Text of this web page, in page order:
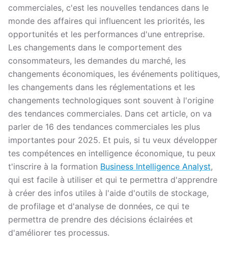
commerciales, c'est les nouvelles tendances dans le
monde des affaires qui influencent les priorités, les
opportunités et les performances d'une entreprise.
Les changements dans le comportement des
consommateurs, les demandes du marché, les
changements économiques, les événements politiques,
les changements dans les réglementations et les
changements technologiques sont souvent à l'origine
des tendances commerciales. Dans cet article, on va
parler de 16 des tendances commerciales les plus
importantes pour 2025. Et puis, si tu veux développer
tes compétences en intelligence économique, tu peux
t'inscrire à la formation Business Intelligence Analyst,
qui est facile à utiliser et qui te permettra d'apprendre
à créer des infos utiles à l'aide d'outils de stockage,
de profilage et d'analyse de données, ce qui te
permettra de prendre des décisions éclairées et
d'améliorer tes processus.